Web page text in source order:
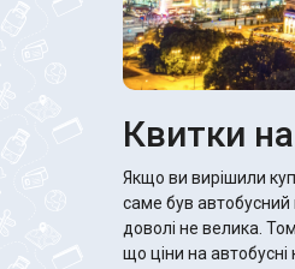
Квитки
Якщо ви вирішили
саме був автобусний
доволі не велика.
що ціни на автобусні квитки